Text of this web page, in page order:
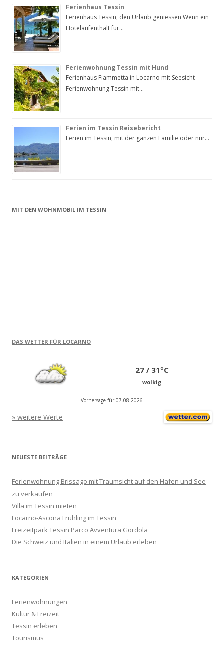
Ferienhaus Tessin
Ferienhaus Tessin, den Urlaub geniessen Wenn ein
Hotelaufenthalt für…
Ferienwohnung Tessin mit Hund
Ferienhaus Fiammetta in Locarno mit Seesicht
Ferienwohnung Tessin mit…
Ferien im Tessin Reisebericht
Ferien im Tessin, mit der ganzen Familie oder nur…
MIT DEN WOHNMOBIL IM TESSIN
DAS WETTER FÜR LOCARNO
27 / 31°C
wolkig
Vorhersage für 07.08.2026
» weitere Werte
NEUESTE BEITRÄGE
Ferienwohnung Brissago mit Traumsicht auf den Hafen und See
zu verkaufen
Villa im Tessin mieten
Locarno-Ascona Frühling im Tessin
Freizeitpark Tessin Parco Avventura Gordola
Die Schweiz und Italien in einem Urlaub erleben
KATEGORIEN
Ferienwohnungen
Kultur & Freizeit
Tessin erleben
Tourismus